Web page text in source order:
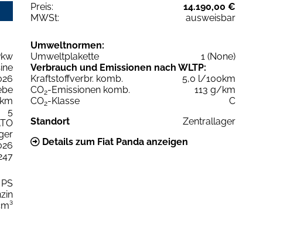
Preis:
14.190,00 €
MWSt:
ausweisbar
5
Umweltnormen:
Umweltplakette
1 (None)
Verbrauch und Emissionen nach WLTP:
Kraftstoffverbr. komb.
5,0 l/100km
CO2-Emissionen komb.
113 g/km
CO2-Klasse
C
Standort
Zentrallager
Details zum Fiat Panda anzeigen